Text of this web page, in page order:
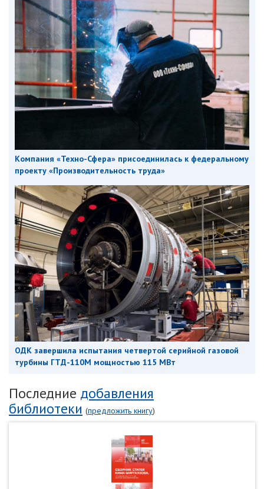
Компания «Техно-Сфера» присоединилась к федеральному
проекту «Производительность труда»
ОДК завершила испытания четвертой серийной газовой
турбины ГТД-110М мощностью 115 МВт
Последние добавления
библиотеки (предложить книгу)